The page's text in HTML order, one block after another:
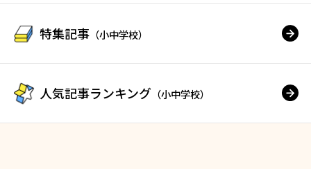
特集記事 （小中学校）
人気記事ランキング （小中学校）